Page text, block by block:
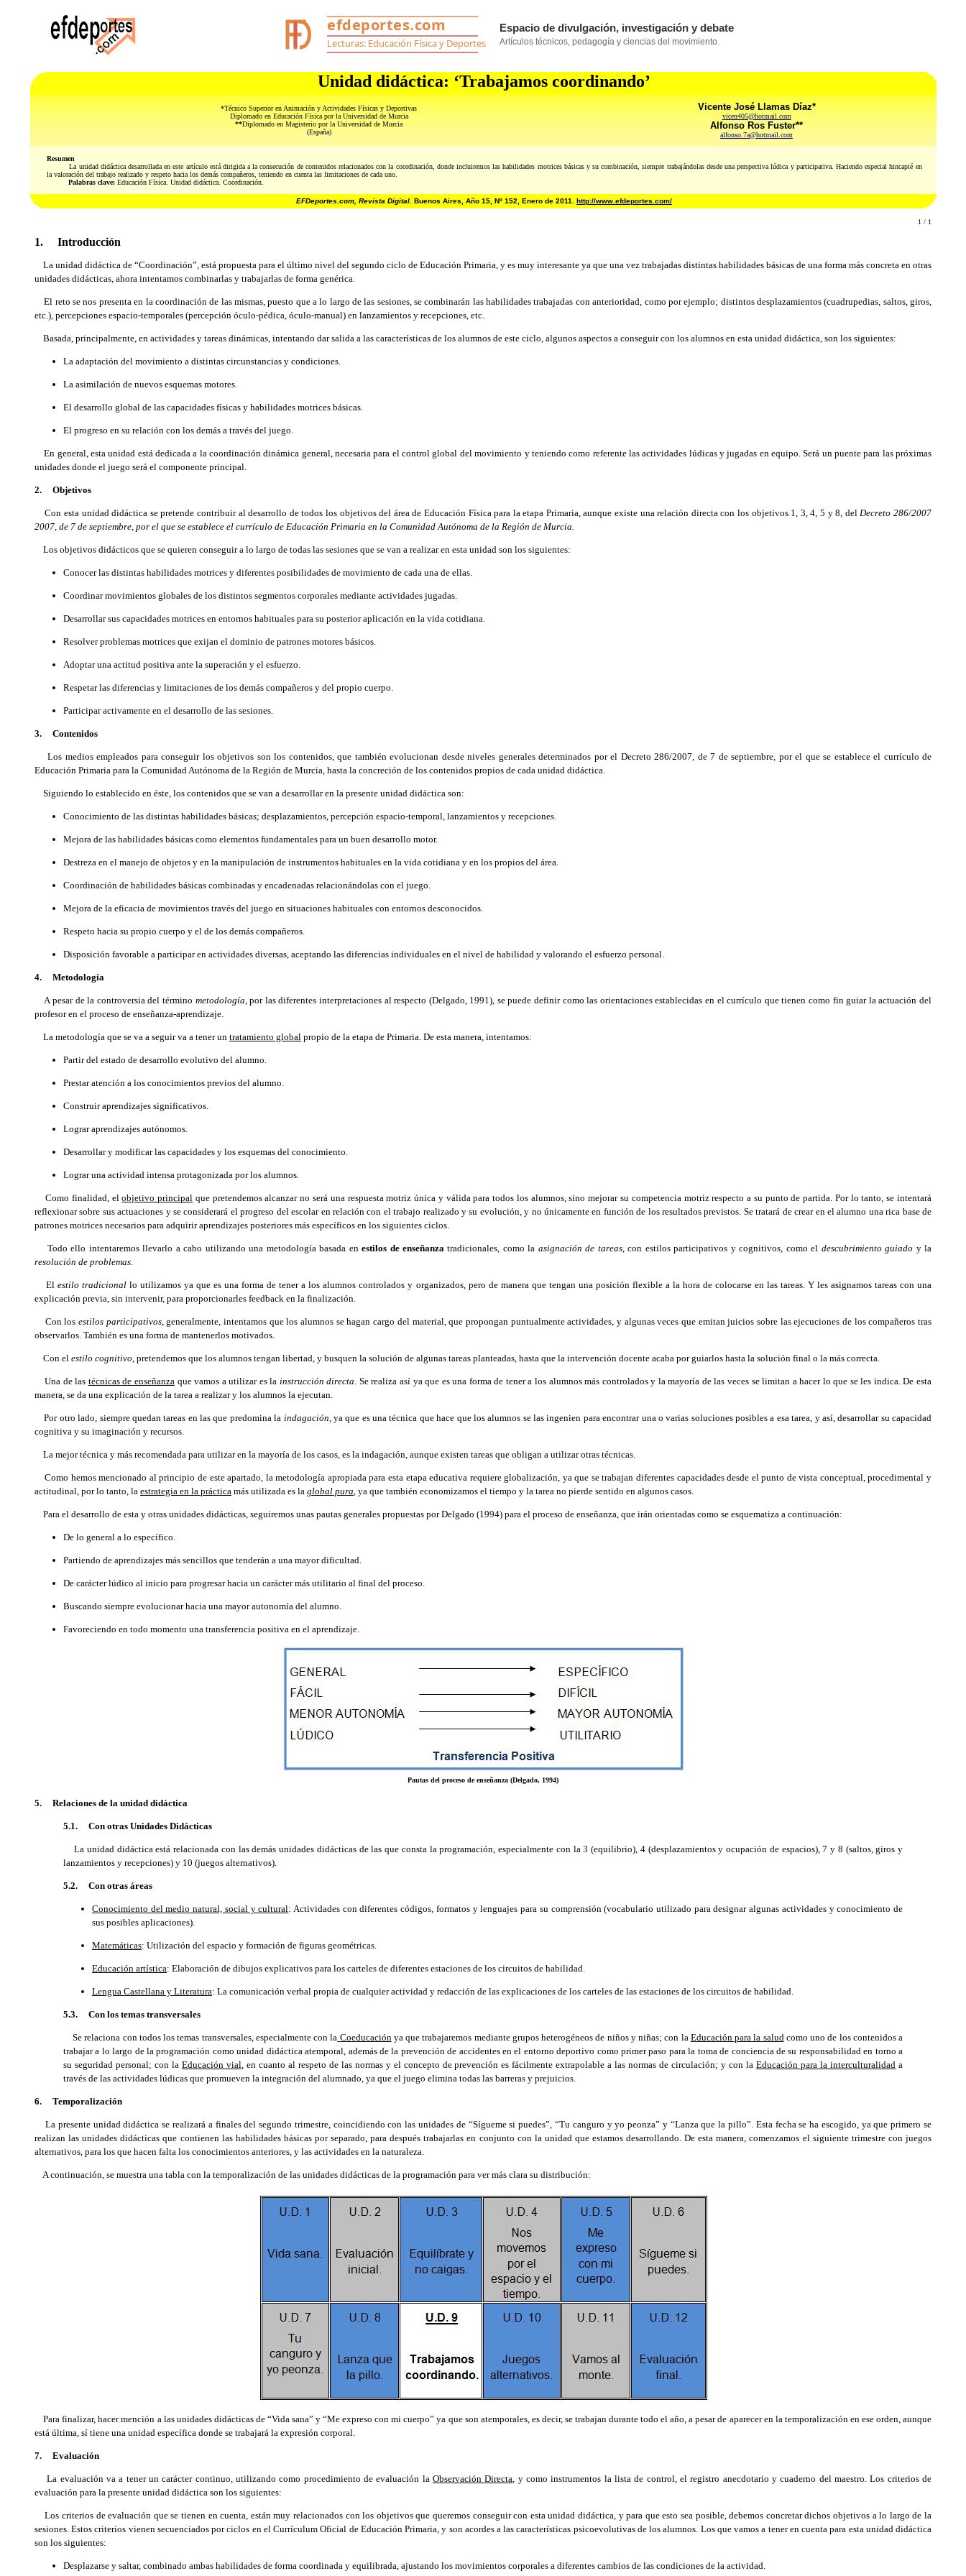
Unidad didáctica: ‘Trabajamos coordinando’
*Técnico Superior en Animación y Actividades Físicas y Deportivas
Diplomado en Educación Física por la Universidad de Murcia
**Diplomado en Magisterio por la Universidad de Murcia
(España)
Vicente José Llamas Díaz*
vicen405@hotmail.com
Alfonso Ros Fuster**
alfonso.7a@hotmail.com
Resumen
La unidad didáctica desarrollada en este artículo está dirigida a la consecución de contenidos relacionados con la coordinación, donde incluiremos las habilidades motrices básicas y su combinación, siempre trabajándolas desde una perspectiva lúdica y participativa. Haciendo especial hincapié en
la valoración del trabajo realizado y respeto hacia los demás compañeros, teniendo en cuenta las limitaciones de cada uno.
Palabras clave: Educación Física. Unidad didáctica. Coordinación.
EFDeportes.com, Revista Digital . Buenos Aires, Año 15, Nº 152, Enero de 2011. http://www.efdeportes.com/
1 / 1
1. Introducción
La unidad didáctica de “Coordinación”, está propuesta para el último nivel del segundo ciclo de Educación Primaria, y es muy interesante ya que una vez trabajadas distintas habilidades básicas de una forma más concreta en otras
unidades didácticas, ahora intentamos combinarlas y trabajarlas de forma genérica.
El reto se nos presenta en la coordinación de las mismas, puesto que a lo largo de las sesiones, se combinarán las habilidades trabajadas con anterioridad, como por ejemplo; distintos desplazamientos (cuadrupedias, saltos, giros,
etc.), percepciones espacio-temporales (percepción óculo-pédica, óculo-manual) en lanzamientos y recepciones, etc.
Basada, principalmente, en actividades y tareas dinámicas, intentando dar salida a las características de los alumnos de este ciclo, algunos aspectos a conseguir con los alumnos en esta unidad didáctica, son los siguientes:
La adaptación del movimiento a distintas circunstancias y condiciones.
La asimilación de nuevos esquemas motores.
El desarrollo global de las capacidades físicas y habilidades motrices básicas.
El progreso en su relación con los demás a través del juego.
En general, esta unidad está dedicada a la coordinación dinámica general, necesaria para el control global del movimiento y teniendo como referente las actividades lúdicas y jugadas en equipo. Será un puente para las próximas
unidades donde el juego será el componente principal.
2. Objetivos
Con esta unidad didáctica se pretende contribuir al desarrollo de todos los objetivos del área de Educación Física para la etapa Primaria, aunque existe una relación directa con los objetivos 1, 3, 4, 5 y 8, delDecreto 286/2007
2007, de 7 de septiembre, por el que se establece el currículo de Educación Primaria en la Comunidad Autónoma de la Región de Murcia.
Los objetivos didácticos que se quieren conseguir a lo largo de todas las sesiones que se van a realizar en esta unidad son los siguientes:
Conocer las distintas habilidades motrices y diferentes posibilidades de movimiento de cada una de ellas.
Coordinar movimientos globales de los distintos segmentos corporales mediante actividades jugadas.
Desarrollar sus capacidades motrices en entornos habituales para su posterior aplicación en la vida cotidiana.
Resolver problemas motrices que exijan el dominio de patrones motores básicos.
Adoptar una actitud positiva ante la superación y el esfuerzo.
Respetar las diferencias y limitaciones de los demás compañeros y del propio cuerpo.
Participar activamente en el desarrollo de las sesiones.
3. Contenidos
Los medios empleados para conseguir los objetivos son los contenidos, que también evolucionan desde niveles generales determinados por el Decreto 286/2007, de 7 de septiembre, por el que se establece el currículo de
Educación Primaria para la Comunidad Autónoma de la Región de Murcia, hasta la concreción de los contenidos propios de cada unidad didáctica.
Siguiendo lo establecido en éste, los contenidos que se van a desarrollar en la presente unidad didáctica son:
Conocimiento de las distintas habilidades básicas; desplazamientos, percepción espacio-temporal, lanzamientos y recepciones.
Mejora de las habilidades básicas como elementos fundamentales para un buen desarrollo motor.
Destreza en el manejo de objetos y en la manipulación de instrumentos habituales en la vida cotidiana y en los propios del área.
Coordinación de habilidades básicas combinadas y encadenadas relacionándolas con el juego.
Mejora de la eficacia de movimientos través del juego en situaciones habituales con entornos desconocidos.
Respeto hacia su propio cuerpo y el de los demás compañeros.
Disposición favorable a participar en actividades diversas, aceptando las diferencias individuales en el nivel de habilidad y valorando el esfuerzo personal.
4. Metodología
A pesar de la controversia del término metodología, por las diferentes interpretaciones al respecto (Delgado, 1991), se puede definir como las orientaciones establecidas en el currículo que tienen como fin guiar la actuación del
profesor en el proceso de enseñanza-aprendizaje.
La metodología que se va a seguir va a tener un tratamiento global propio de la etapa de Primaria. De esta manera, intentamos:
Partir del estado de desarrollo evolutivo del alumno.
Prestar atención a los conocimientos previos del alumno.
Construir aprendizajes significativos.
Lograr aprendizajes autónomos.
Desarrollar y modificar las capacidades y los esquemas del conocimiento.
Lograr una actividad intensa protagonizada por los alumnos.
Como finalidad, elobjetivo principal que pretendemos alcanzar no será una respuesta motriz única y válida para todos los alumnos, sino mejorar su competencia motriz respecto a su punto de partida. Por lo tanto, se intentará
reflexionar sobre sus actuaciones y se considerará el progreso del escolar en relación con el trabajo realizado y su evolución, y no únicamente en función de los resultados previstos. Se tratará de crear en el alumno una rica base de
patrones motrices necesarios para adquirir aprendizajes posteriores más específicos en los siguientes ciclos.
Todo ello intentaremos llevarlo a cabo utilizando una metodología basada enestilos de enseñanza tradicionales, como la asignación de tareas, con estilos participativos y cognitivos, como el descubrimiento guiado y la
resolución de problemas.
Elestilo tradicional lo utilizamos ya que es una forma de tener a los alumnos controlados y organizados, pero de manera que tengan una posición flexible a la hora de colocarse en las tareas. Y les asignamos tareas con una
explicación previa, sin intervenir, para proporcionarles feedback en la finalización.
Con losestilos participativos, generalmente, intentamos que los alumnos se hagan cargo del material, que propongan puntualmente actividades, y algunas veces que emitan juicios sobre las ejecuciones de los compañeros tras
observarlos. También es una forma de mantenerlos motivados.
Con el estilo cognitivo, pretendemos que los alumnos tengan libertad, y busquen la solución de algunas tareas planteadas, hasta que la intervención docente acaba por guiarlos hasta la solución final o la más correcta.
Una de las técnicas de enseñanzaque vamos a utilizar es la instrucción directa. Se realiza así ya que es una forma de tener a los alumnos más controlados y la mayoría de las veces se limitan a hacer lo que se les indica. De esta
manera, se da una explicación de la tarea a realizar y los alumnos la ejecutan.
Por otro lado, siempre quedan tareas en las que predomina la indagación,ya que es una técnica que hace que los alumnos se las ingenien para encontrar una o varias soluciones posibles a esa tarea, y así, desarrollar su capacidad
cognitiva y su imaginación y recursos.
La mejor técnica y más recomendada para utilizar en la mayoría de los casos, es la indagación, aunque existen tareas que obligan a utilizar otras técnicas.
Como hemos mencionado al principio de este apartado, la metodología apropiada para esta etapa educativa requiere globalización, ya que se trabajan diferentes capacidades desde el punto de vista conceptual, procedimental y
actitudinal, por lo tanto, la estrategia en la práctica más utilizada es la global pura, ya que también economizamos el tiempo y la tarea no pierde sentido en algunos casos.
Para el desarrollo de esta y otras unidades didácticas, seguiremos unas pautas generales propuestas por Delgado (1994) para el proceso de enseñanza, que irán orientadas como se esquematiza a continuación:
De lo general a lo específico.
Partiendo de aprendizajes más sencillos que tenderán a una mayor dificultad.
De carácter lúdico al inicio para progresar hacia un carácter más utilitario al final del proceso.
Buscando siempre evolucionar hacia una mayor autonomía del alumno.
Favoreciendo en todo momento una transferencia positiva en el aprendizaje.
Pautas del proceso de enseñanza (Delgado, 1994)
5. Relaciones de la unidad didáctica
5.1. Con otras Unidades Didácticas
La unidad didáctica está relacionada con las demás unidades didácticas de las que consta la programación, especialmente con la 3 (equilibrio), 4 (desplazamientos y ocupación de espacios), 7 y 8 (saltos, giros y
lanzamientos y recepciones) y 10 (juegos alternativos).
5.2. Con otras áreas
Conocimiento del medio natural, social y cultural: Actividades con diferentes códigos, formatos y lenguajes para su comprensión (vocabulario utilizado para designar algunas actividades y conocimiento de
sus posibles aplicaciones).
Matemáticas: Utilización del espacio y formación de figuras geométricas.
Educación artística: Elaboración de dibujos explicativos para los carteles de diferentes estaciones de los circuitos de habilidad.
Lengua Castellana y Literatura: La comunicación verbal propia de cualquier actividad y redacción de las explicaciones de los carteles de las estaciones de los circuitos de habilidad.
5.3. Con los temas transversales
Se relaciona con todos los temas transversales, especialmente con la Coeducaciónya que trabajaremos mediante grupos heterogéneos de niños y niñas; con la Educación para la saludcomo uno de los contenidos a
trabajar a lo largo de la programación como unidad didáctica atemporal, además de la prevención de accidentes en el entorno deportivo como primer paso para la toma de conciencia de su responsabilidad en torno a
su seguridad personal; con la Educación vial, en cuanto al respeto de las normas y el concepto de prevención es fácilmente extrapolable a las normas de circulación; y con laEducación para la interculturalidad a
través de las actividades lúdicas que promueven la integración del alumnado, ya que el juego elimina todas las barreras y prejuicios.
6. Temporalización
La presente unidad didáctica se realizará a finales del segundo trimestre, coincidiendo con las unidades de “Sígueme si puedes”, “Tu canguro y yo peonza” y “Lanza que la pillo”. Esta fecha se ha escogido, ya que primero se
realizan las unidades didácticas que contienen las habilidades básicas por separado, para después trabajarlas en conjunto con la unidad que estamos desarrollando. De esta manera, comenzamos el siguiente trimestre con juegos
alternativos, para los que hacen falta los conocimientos anteriores, y las actividades en la naturaleza.
A continuación, se muestra una tabla con la temporalización de las unidades didácticas de la programación para ver más clara su distribución:
Para finalizar, hacer mención a las unidades didácticas de “Vida sana” y “Me expreso con mi cuerpo” ya que son atemporales, es decir, se trabajan durante todo el año, a pesar de aparecer en la temporalización en ese orden, aunque
está última, sí tiene una unidad específica donde se trabajará la expresión corporal.
7. Evaluación
La evaluación va a tener un carácter continuo, utilizando como procedimiento de evaluación la Observación Directa, y como instrumentos la lista de control, el registro anecdotario y cuaderno del maestro. Los criterios de
evaluación para la presente unidad didáctica son los siguientes:
Los criterios de evaluación que se tienen en cuenta, están muy relacionados con los objetivos que queremos conseguir con esta unidad didáctica, y para que esto sea posible, debemos concretar dichos objetivos a lo largo de la
sesiones. Estos criterios vienen secuenciados por ciclos en el Currículum Oficial de Educación Primaria, y son acordes a las características psicoevolutivas de los alumnos. Los que vamos a tener en cuenta para esta unidad didáctica
son los siguientes:
Desplazarse y saltar, combinado ambas habilidades de forma coordinada y equilibrada, ajustando los movimientos corporales a diferentes cambios de las condiciones de la actividad.